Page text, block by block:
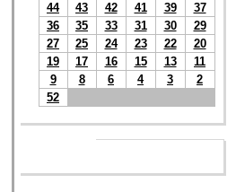
44
43 42 41 39
37
36
35 33 31 30
29
27
25 24 23 22
20
19
17 16 15 13
11
9
8 6 4 3
2
52